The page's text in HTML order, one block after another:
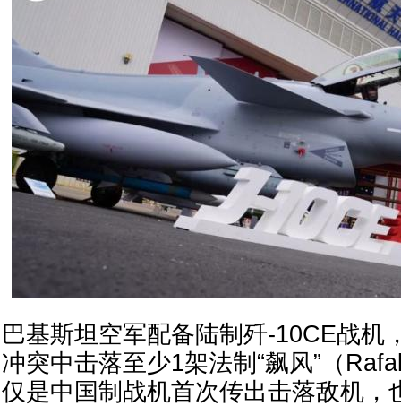
巴基斯坦空军配备陆制歼-10CE战机
冲突中击落至少1架法制“飙风”（
仅是中国制战机首次传出击落敌机，